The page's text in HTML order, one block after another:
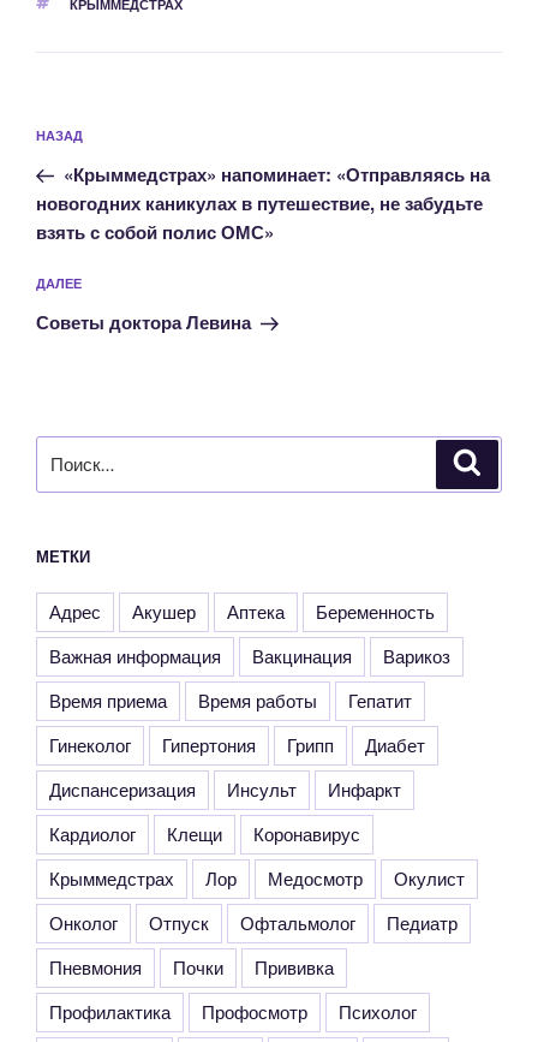
КРЫММЕДСТРАХ
по
записям
Предыдущая
запись:
НАЗАД
«Крыммедстрах» напоминает: «Отправляясь на
новогодних каникулах в путешествие, не забудьте
взять с собой полис ОМС»
Следующая
запись
ДАЛЕЕ
Советы доктора Левина
МЕТКИ
Адрес Акушер Аптека
Беременность
Важная информация
Вакцинация
Варикоз
Время приема
Время работы
Гепатит
Гинеколог
Гипертония Грипп
Диабет
Диспансеризация
Инсульт
Инфаркт
Кардиолог
Клещи
Коронавирус
Крыммедстрах
Лор Медосмотр
Окулист
Онколог
Отпуск Офтальмолог
Педиатр
Пневмония
Почки
Прививка
Профилактика
Профосмотр
Психолог